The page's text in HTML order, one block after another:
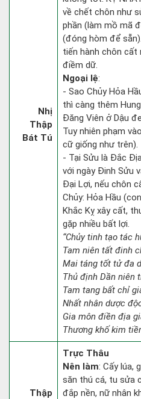
Nhị
Thập
Bát Tú
về chết chôn như
phần (làm mồ mã
(đóng hòm để
tiến hành chôn cất
điềm dữ.
Ngoại lệ:
- Sao Chủy Hỏa
thì càng thêm
Đăng Viên ở Dậu
Tuy nhiên phạm
cữ giống như trên).
- Tại Sửu là Đắc
với ngày Đinh Sửu
Đại Lợi, nếu chôn
Chủy: Hỏa Hầu
Khắc Kỵ xây cất,
gặp nhiều bất lợi.
“Chủy tinh tạo tác
Tam niên tất đinh
Mai táng tốt tử đa
Thủ định Dần niên
Tam tang bất chỉ
Nhất nhân dược
Gia môn điền địa
Thương khố kim
Thập
Trực Thâu
Nên làm: Cấy lúa,
săn thú cá, tu sửa
đắp nền, nữ nhân